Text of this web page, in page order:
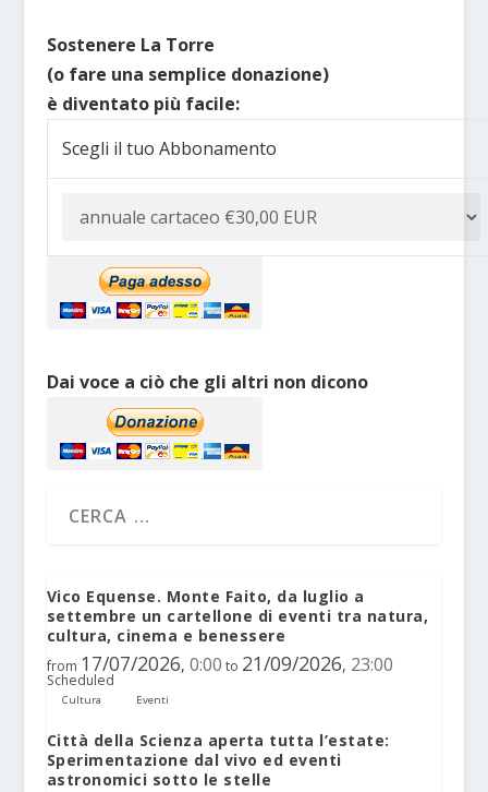
Sostenere La Torre
(o fare una semplice donazione)
è diventato più facile:
Scegli il tuo Abbonamento
Dai voce a ciò che gli altri non dicono
Vico Equense. Monte Faito, da luglio a
settembre un cartellone di eventi tra natura,
cultura, cinema e benessere
from 17/07/2026, 0:00 to 21/09/2026, 23:00
Scheduled
Cultura Eventi
Città della Scienza aperta tutta l’estate:
Sperimentazione dal vivo ed eventi
astronomici sotto le stelle